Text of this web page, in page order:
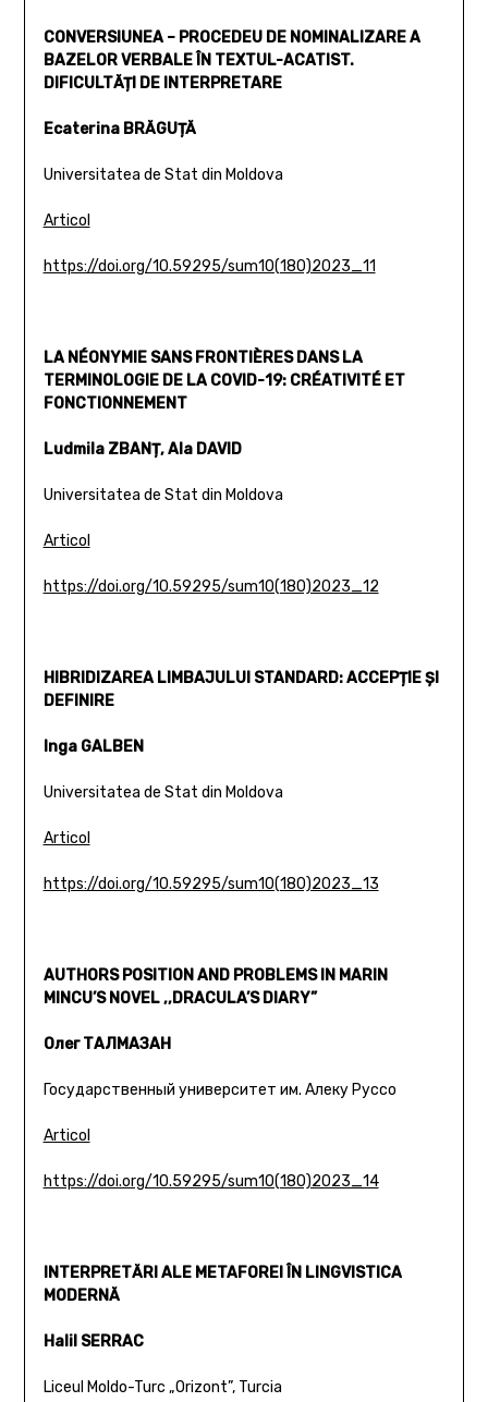
CONVERSIUNEA – PROCEDEU DE NOMINALIZARE A
BAZELOR VERBALE ÎN TEXTUL-ACATIST.
DIFICULTĂȚI DE INTERPRETARE
Ecaterina BRĂGUȚĂ
Universitatea de Stat din Moldova
Articol
https://doi.org/10.59295/sum10(180)2023_11
LA NÉONYMIE SANS FRONTIÈRES DANS LA
TERMINOLOGIE DE LA COVID-19: CRÉATIVITÉ ET
FONCTIONNEMENT
Ludmila ZBANȚ, Ala DAVID
Universitatea de Stat din Moldova
Articol
https://doi.org/10.59295/sum10(180)2023_12
HIBRIDIZAREA LIMBAJULUI STANDARD: ACCEPȚIE ȘI
DEFINIRE
Inga GALBEN
Universitatea de Stat din Moldova
Articol
https://doi.org/10.59295/sum10(180)2023_13
AUTHORS POSITION AND PROBLEMS IN MARIN
MINCU’S NOVEL ,,DRACULA’S DIARY”
Олег ТАЛМАЗАН
Государственный университет им. Алеку Руссо
Articol
https://doi.org/10.59295/sum10(180)2023_14
INTERPRETĂRI ALE METAFOREI ÎN LINGVISTICA
MODERNĂ
Halil SERRAC
Liceul Moldo-Turc „Orizont”, Turcia